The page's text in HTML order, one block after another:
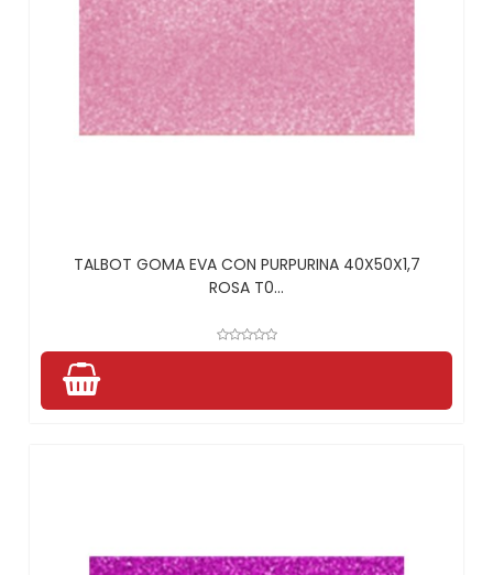
TALBOT GOMA EVA CON PURPURINA 40X50X1,7
ROSA T0...